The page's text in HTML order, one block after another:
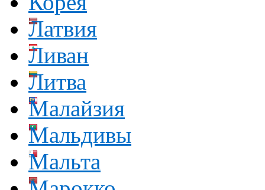
Латвия
Ливан
Литва
Малайзия
Мальдивы
Мальта